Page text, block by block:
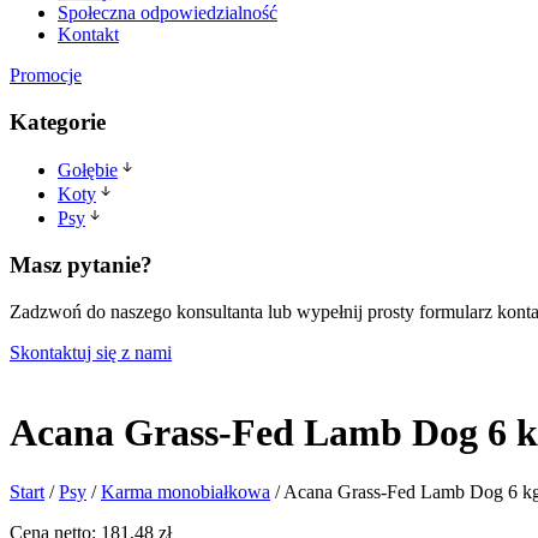
Społeczna odpowiedzialność
Kontakt
Promocje
Kategorie
Gołębie
Karmy
Koty
Psy
Karma monobiałkowa
Masz pytanie?
Zadzwoń do naszego konsultanta lub wypełnij prosty formularz
Skontaktuj się z nami
Acana Grass-Fed Lamb Dog 6
Start /Psy /Karma monobiałkowa /Acana Grass-Fed Lamb Dog 6
Cena netto: 181,48 zł